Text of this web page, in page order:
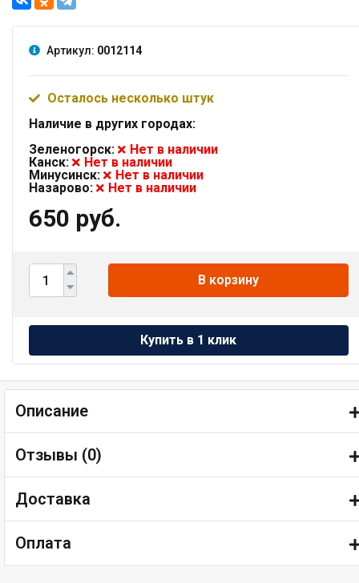
Артикул: 0012114
Осталось несколько штук
Наличие в других городах:
Зеленогорск:
Нет в наличии
Канск:
Нет в наличии
Минусинск:
Нет в наличии
Назарово:
Нет в наличии
650 руб.
В корзину
Описание
Отзывы (0)
Доставка
Оплата